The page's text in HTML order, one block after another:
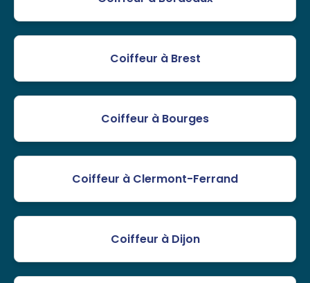
Coiffeur à Brest
Coiffeur à Bourges
Coiffeur à Clermont-Ferrand
Coiffeur à Dijon